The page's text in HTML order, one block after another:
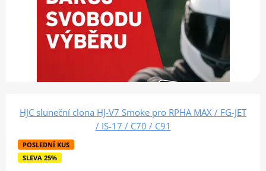
HJC sluneční clona HJ-V7 Smoke pro RPHA MAX / FG-JET
/ IS-17 / C70 / C91
POSLEDNÍ KUS
SLEVA 25%